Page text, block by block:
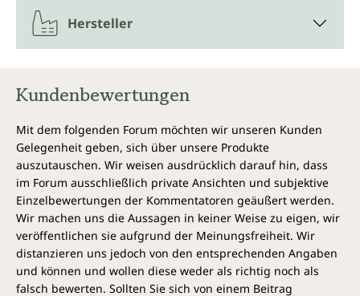
Hersteller
Kundenbewertungen
Mit dem folgenden Forum möchten wir unseren Kunden
Gelegenheit geben, sich über unsere Produkte
auszutauschen. Wir weisen ausdrücklich darauf hin, dass
im Forum ausschließlich private Ansichten und subjektive
Einzelbewertungen der Kommentatoren geäußert werden.
Wir machen uns die Aussagen in keiner Weise zu eigen, wir
veröffentlichen sie aufgrund der Meinungsfreiheit. Wir
distanzieren uns jedoch von den entsprechenden Angaben
und können und wollen diese weder als richtig noch als
falsch bewerten. Sollten Sie sich von einem Beitrag